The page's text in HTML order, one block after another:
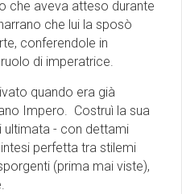
che aveva atteso durante
che lui la sposò
conferendole in
di imperatrice.
quando era già
Impero. Costruì la sua
ultimata - con dettami
perfetta tra stilemi
(prima mai viste),